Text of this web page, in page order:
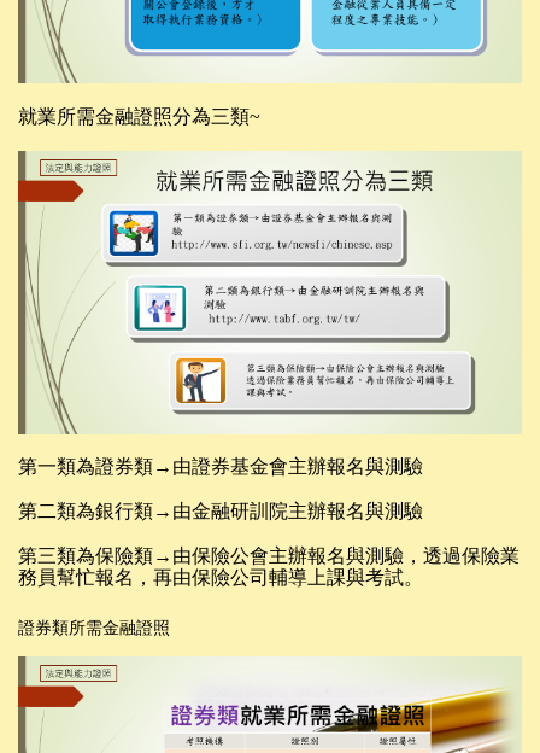
就業所需金融證照分為三類~
第一類為證券類→由證券基金會主辦報名與測驗
第二類為銀行類→由金融研訓 院主辦報名與測驗
第三類為保險類→ 由保險公會主辦報名與測驗， 透過保險業
務員幫忙報名 ， 再由保險公司輔導 上課與考試。
證券類所需金融證照